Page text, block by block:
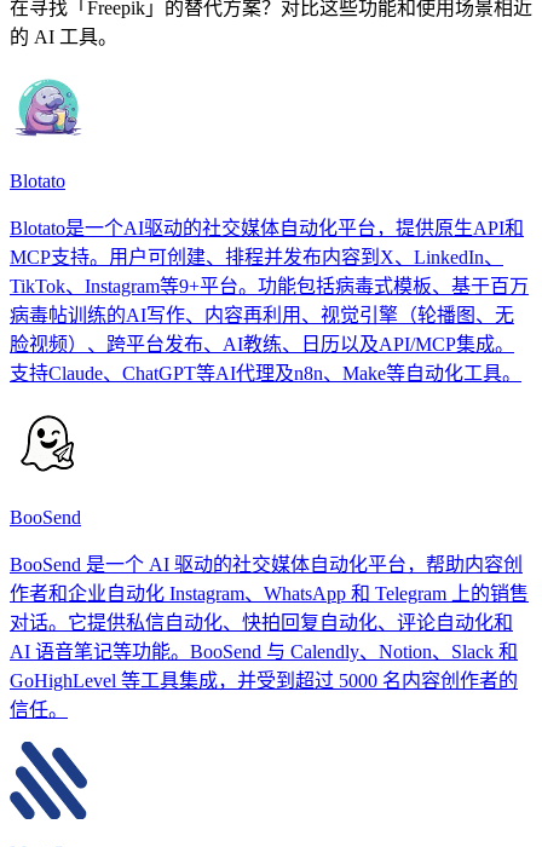
在寻找「Freepik」的替代方案？对比这些功能和使用场景相近
的 AI 工具。
Blotato
Blotato是一个AI驱动的社交媒体自动化平台，提供原生API和
MCP支持。用户可创建、排程并发布内容到X、LinkedIn、
TikTok、Instagram等9+平台。功能包括病毒式模板、基于百万
病毒帖训练的AI写作、内容再利用、视觉引擎（轮播图、无
脸视频）、跨平台发布、AI教练、日历以及API/MCP集成。
支持Claude、ChatGPT等AI代理及n8n、Make等自动化工具。
BooSend
BooSend 是一个 AI 驱动的社交媒体自动化平台，帮助内容创
作者和企业自动化 Instagram、WhatsApp 和 Telegram 上的销售
对话。它提供私信自动化、快拍回复自动化、评论自动化和
AI 语音笔记等功能。BooSend 与 Calendly、Notion、Slack 和
GoHighLevel 等工具集成，并受到超过 5000 名内容创作者的
信任。